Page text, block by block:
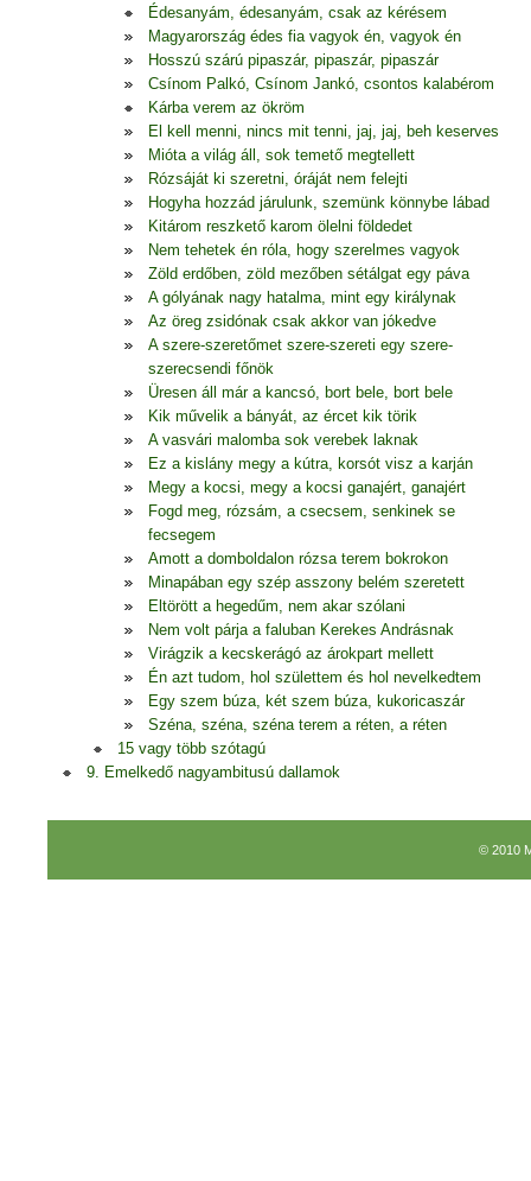
Édesanyám, édesanyám, csak az kérésem
Magyarország édes fia vagyok én, vagyok én
Hosszú szárú pipaszár, pipaszár, pipaszár
Csínom Palkó, Csínom Jankó, csontos kalabérom
Kárba verem az ökröm
El kell menni, nincs mit tenni, jaj, jaj, beh keserves
Mióta a világ áll, sok temető megtellett
Rózsáját ki szeretni, óráját nem felejti
Hogyha hozzád járulunk, szemünk könnybe lábad
Kitárom reszkető karom ölelni földedet
Nem tehetek én róla, hogy szerelmes vagyok
Zöld erdőben, zöld mezőben sétálgat egy páva
A gólyának nagy hatalma, mint egy királynak
Az öreg zsidónak csak akkor van jókedve
A szere-szeretőmet szere-szereti egy szere-
szerecsendi főnök
Üresen áll már a kancsó, bort bele, bort bele
Kik művelik a bányát, az ércet kik törik
A vasvári malomba sok verebek laknak
Ez a kislány megy a kútra, korsót visz a karján
Megy a kocsi, megy a kocsi ganajért, ganajért
Fogd meg, rózsám, a csecsem, senkinek se
fecsegem
Amott a domboldalon rózsa terem bokrokon
Minapában egy szép asszony belém szeretett
Eltörött a hegedűm, nem akar szólani
Nem volt párja a faluban Kerekes Andrásnak
Virágzik a kecskerágó az árokpart mellett
Én azt tudom, hol születtem és hol nevelkedtem
Egy szem búza, két szem búza, kukoricaszár
Széna, széna, széna terem a réten, a réten
15 vagy több szótagú
9. Emelkedő nagyambitusú dallamok
© 2010